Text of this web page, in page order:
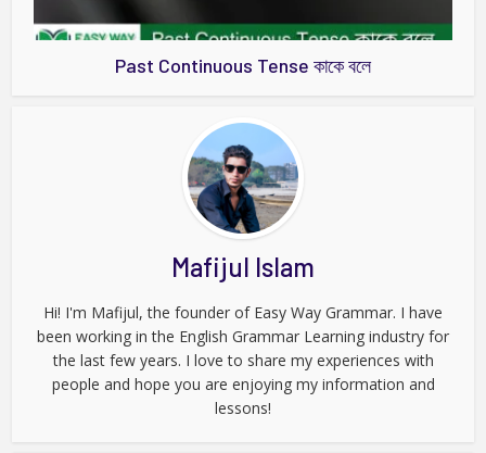
Past Continuous Tense কাকে বলে
Mafijul Islam
Hi! I'm Mafijul, the founder of Easy Way Grammar. I have
been working in the English Grammar Learning industry for
the last few years. I love to share my experiences with
people and hope you are enjoying my information and
lessons!